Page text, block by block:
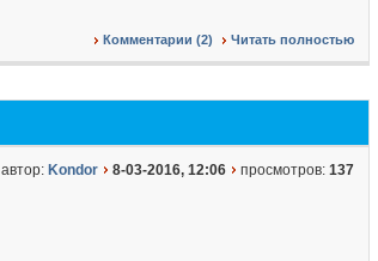
Комментарии (2) Читать полностью
автор: Kondor 8-03-2016, 12:06 просмотров: 137